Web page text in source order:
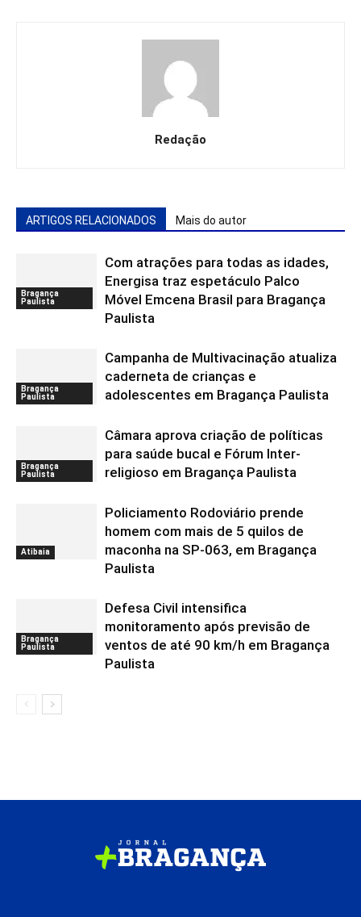
Redação
ARTIGOS RELACIONADOS Mais do autor
Bragança
Paulista
Com atrações para todas as idades,
Energisa traz espetáculo Palco
Móvel Emcena Brasil para Bragança
Paulista
Bragança
Paulista
Campanha de Multivacinação atualiza
caderneta de crianças e
adolescentes em Bragança Paulista
Bragança
Paulista
Câmara aprova criação de políticas
para saúde bucal e Fórum Inter-
religioso em Bragança Paulista
Atibaia
Policiamento Rodoviário prende
homem com mais de 5 quilos de
maconha na SP-063, em Bragança
Paulista
Bragança
Paulista
Defesa Civil intensifica
monitoramento após previsão de
ventos de até 90 km/h em Bragança
Paulista